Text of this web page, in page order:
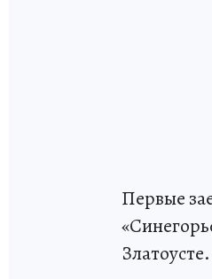
Первые